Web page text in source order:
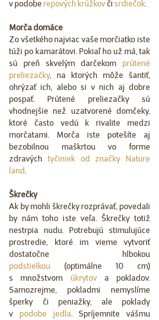
v podobe repových krúžkov či srdiečok.
Morča domáce
Zo všetkého najviac vaše morčiatko iste
túži po kamarátovi. Pokiaľ ho už má, tak
sú preň skvelým darčekom prútené
preliezačky, na ktorých môže šantiť,
ohrýzať ich, alebo si v nich aj dobre
pospať. Prútené preliezačky sú
vhodnejšie než uzatvorené domčeky,
ktoré často vedú k rivalite medzi
morčatami. Morča iste potešíte aj
bezobilnou maškrtou vo forme
zdravých tyčiniek od značky Nature
land.
Škrečky
Ak by mohli škrečky rozprávať, povedali
by nám toho iste veľa. Škrečky totiž
nestrpia nudu. Potrebujú stimulujúce
prostredie, ktoré im vieme vytvoriť
podstielkou (optimálne 10 cm)
s množstvom úkrytov a pokladov.
Samozrejme, pokladmi nemyslíme
šperky či peniažky, ale poklady
v podobe jedla. Spríjemnite vášmu